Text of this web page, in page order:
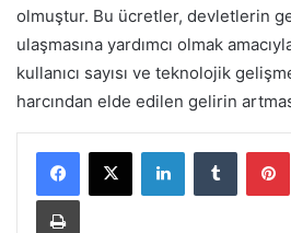
olmuştur. Bu ücretler, devletlerin
ulaşmasına yardımcı olmak
kullanıcı sayısı ve teknolojik
harcından elde edilen gelirin
LinkedInTumblr
Yazdır